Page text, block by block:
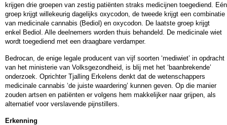
krijgen drie groepen van zestig patiënten straks medicijnen toegediend. Eén
groep krijgt willekeurig dagelijks oxycodon, de tweede krijgt een combinatie
van medicinale cannabis (Bediol) en oxycodon. De laatste groep krijgt
enkel Bediol. Alle deelnemers worden thuis behandeld. De medicinale wiet
wordt toegediend met een draagbare verdamper.
Bedrocan, de enige legale producent van vijf soorten ‘mediwiet’ in opdracht
van het ministerie van Volksgezondheid, is blij met het ‘baanbrekende’
onderzoek. Oprichter Tjalling Erkelens denkt dat de wetenschappers
medicinale cannabis ‘de juiste waardering’ kunnen geven. Op die manier
zouden artsen en patiënten er volgens hem makkelijker naar grijpen, als
alternatief voor verslavende pijnstillers.
Erkenning